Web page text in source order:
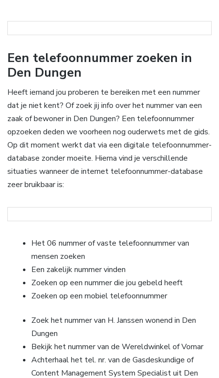
Een telefoonnummer zoeken in
Den Dungen
Heeft iemand jou proberen te bereiken met een nummer
dat je niet kent? Of zoek jij info over het nummer van een
zaak of bewoner in Den Dungen? Een telefoonnummer
opzoeken deden we voorheen nog ouderwets met de gids.
Op dit moment werkt dat via een digitale telefoonnummer-
database zonder moeite. Hierna vind je verschillende
situaties wanneer de internet telefoonnummer-database
zeer bruikbaar is:
Het 06 nummer of vaste telefoonnummer van
mensen zoeken
Een zakelijk nummer vinden
Zoeken op een nummer die jou gebeld heeft
Zoeken op een mobiel telefoonnummer
Zoek het nummer van H. Janssen wonend in Den
Dungen
Bekijk het nummer van de Wereldwinkel of Vomar
Achterhaal het tel. nr. van de Gasdeskundige of
Content Management System Specialist uit Den